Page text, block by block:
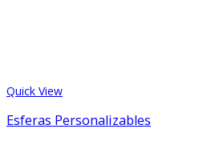
Quick View
Esferas Personalizables